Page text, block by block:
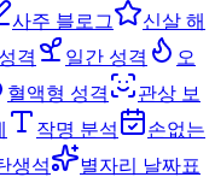
사주 블로그
신살 해
격 일간 성격
오
혈액형 성격
관상 보
작명 분석
손없는
생석
별자리 날짜표